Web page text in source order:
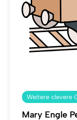
Weitere clevere
Mary Engle